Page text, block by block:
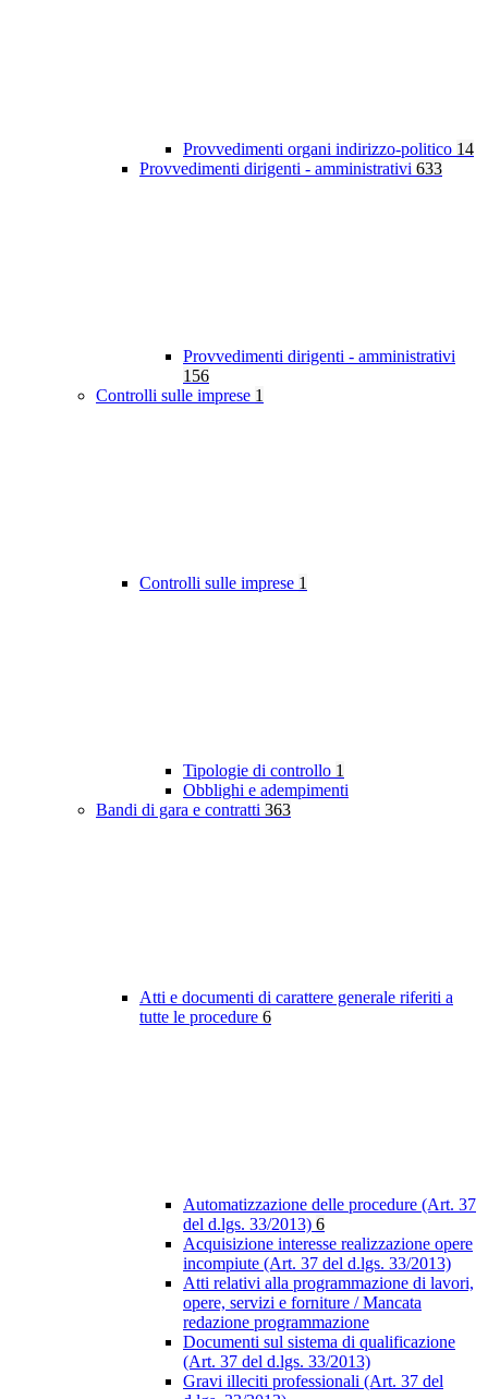
Provvedimenti organi indirizzo-politico 14
Provvedimenti dirigenti - amministrativi 633
Provvedimenti dirigenti - amministrativi
156
Controlli sulle imprese 1
Controlli sulle imprese 1
Tipologie di controllo 1
Obblighi e adempimenti
Bandi di gara e contratti 363
Atti e documenti di carattere generale riferiti a
tutte le procedure 6
Automatizzazione delle procedure (Art. 37
del d.lgs. 33/2013) 6
Acquisizione interesse realizzazione opere
incompiute (Art. 37 del d.lgs. 33/2013)
Atti relativi alla programmazione di lavori,
opere, servizi e forniture / Mancata
redazione programmazione
Documenti sul sistema di qualificazione
(Art. 37 del d.lgs. 33/2013)
Gravi illeciti professionali (Art. 37 del